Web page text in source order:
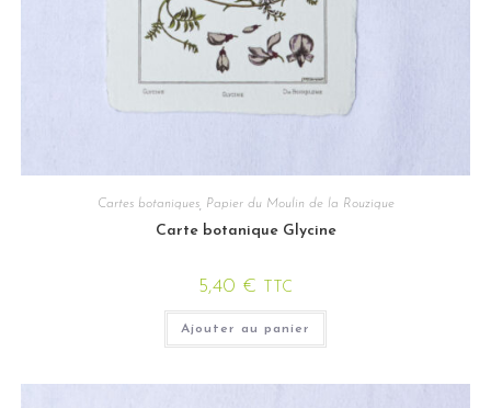
Cartes botaniques, Papier du Moulin de la Rouzique
Carte botanique Glycine
5,40 € TTC
Ajouter au panier